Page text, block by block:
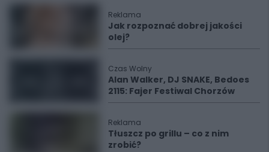
Reklama
Jak rozpoznać dobrej jakości
olej?
Czas Wolny
Alan Walker, DJ SNAKE, Bedoes
2115: Fajer Festiwal Chorzów
Reklama
Tłuszcz po grillu – co z nim
zrobić?